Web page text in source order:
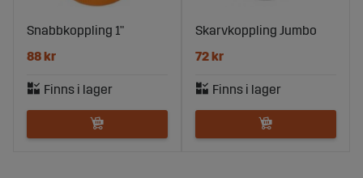
Snabbkoppling 1"
88 kr
Skarvkoppling Jumbo
72 kr